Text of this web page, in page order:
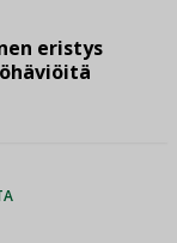
eristys